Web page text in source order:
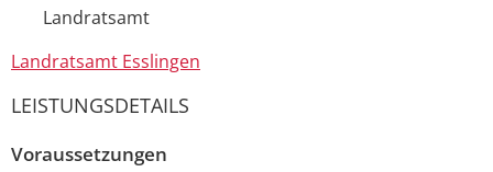
Landratsamt
Landratsamt Esslingen
LEISTUNGSDETAILS
Voraussetzungen